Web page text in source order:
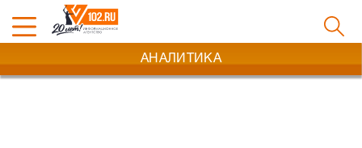
АНАЛИТИКА